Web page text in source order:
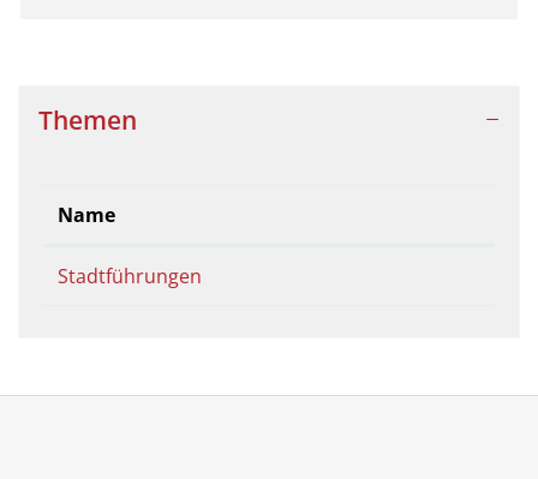
Themen
Name
Stadtführungen